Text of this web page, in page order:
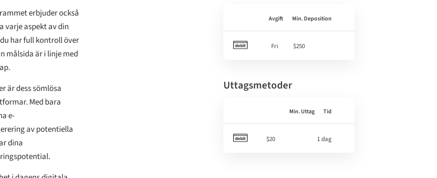
erbjuder också
varje aspekt av din
har full kontroll över
målsida är i linje med
är dess sömlösa
Med bara
e-
av potentiella
dina
Avgift Min. Deposition
Fri $250
Uttagsmetoder
Min. Uttag Tid
$20 1 dag